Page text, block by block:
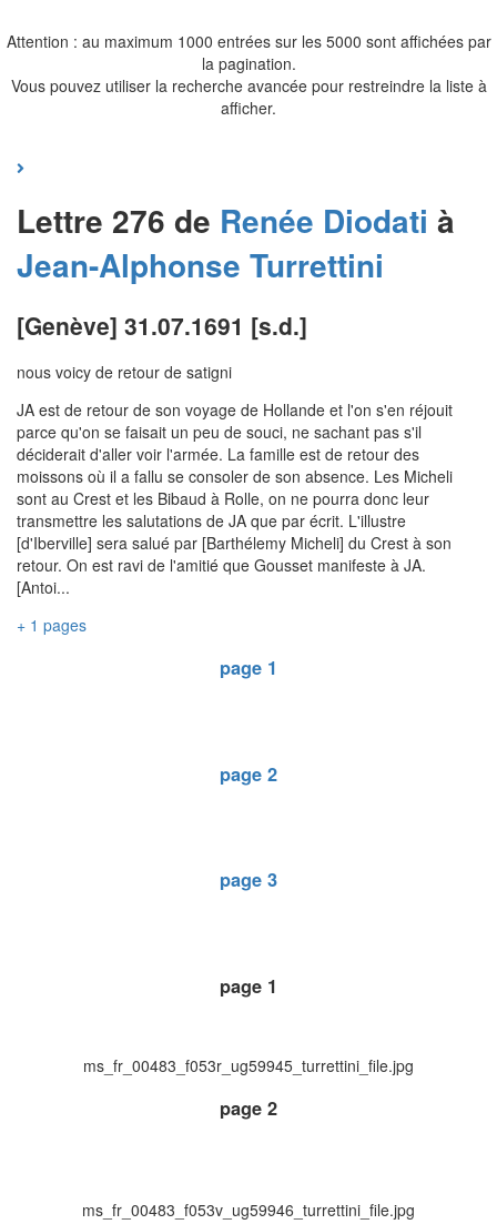
Attention : au maximum 1000 entrées sur les 5000 sont affichées par
la pagination.
Vous pouvez utiliser la recherche avancée pour restreindre la liste à
afficher.
Lettre 276 de Renée Diodati à
Jean-Alphonse Turrettini
[Genève] 31.07.1691 [s.d.]
nous voicy de retour de satigni
JA est de retour de son voyage de Hollande et l'on s'en réjouit
parce qu'on se faisait un peu de souci, ne sachant pas s'il
déciderait d'aller voir l'armée. La famille est de retour des
moissons où il a fallu se consoler de son absence. Les Micheli
sont au Crest et les Bibaud à Rolle, on ne pourra donc leur
transmettre les salutations de JA que par écrit. L'illustre
[d'Iberville] sera salué par [Barthélemy Micheli] du Crest à son
retour. On est ravi de l'amitié que Gousset manifeste à JA.
[Antoi...
+ 1 pages
page 1
page 2
page 3
page 1
ms_fr_00483_f053r_ug59945_turrettini_file.jpg
page 2
ms_fr_00483_f053v_ug59946_turrettini_file.jpg